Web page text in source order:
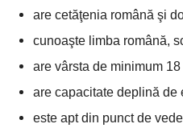
are cetăţenia română şi
cunoaşte limba română,
are vârsta de minimum
are capacitate deplină de
este apt din punct de